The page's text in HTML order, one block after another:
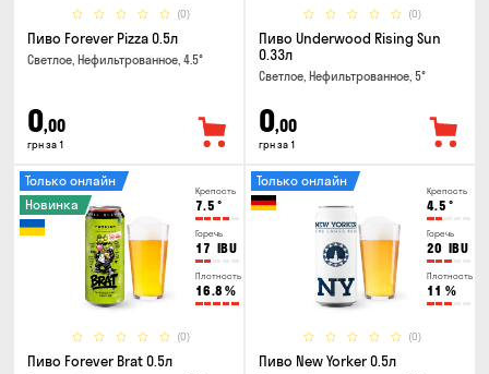
(0)
Пиво Forever Pizza 0.5л
Светлое, Нефильтрованное, 4.5°
0,00
грн за 1
(0)
Пиво Underwood Rising Sun
0.33л
Светлое, Нефильтрованное, 5°
0,00
грн за 1
Крепость
7.5 °
Горечь
17 IBU
Плотность
16.8 %
(0)
Только онлайн
Новинка
Пиво Forever Brat 0.5л
Крепость
4.5 °
Горечь
20 IBU
Плотность
11 %
(0)
Только онлайн
Пиво New Yorker 0.5л